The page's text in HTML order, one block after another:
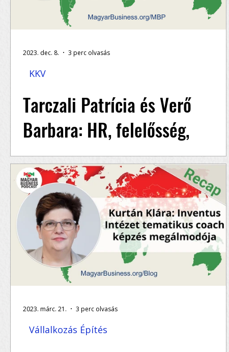
Tarczali Patrícia és Verő
Barbara: HR, felelősség,
szervezeti kultúra
Tarczali Patrícia és Verő Barbara véleménye
arról, hogy mi is pontosan a HR, milyen
felelőssége van a vezetőknek és a HR-nek, a...
KKV
2023. dec. 8. 3 perc olvasás
Vállalkozás Építés
2023. márc. 21. 3 perc olvasás